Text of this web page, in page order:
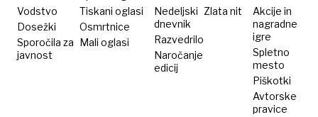
Vodstvo
Dosežki
Sporočila za
javnost
Tiskani oglasi
Osmrtnice
Mali oglasi
Nedeljski
dnevnik
Razvedrilo
Naročanje
edicij
Zlata nit
Akcije in
nagradne
igre
Spletno
mesto
Piškotki
Avtorske
pravice